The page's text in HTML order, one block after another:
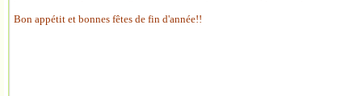
Bon appétit et bonnes fêtes de fin d'année!!